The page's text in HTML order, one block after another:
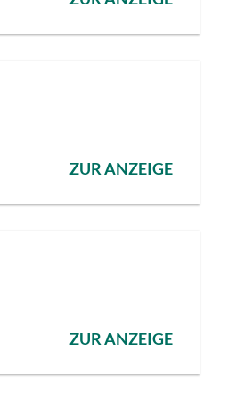
ZUR ANZEIGE
ZUR ANZEIGE